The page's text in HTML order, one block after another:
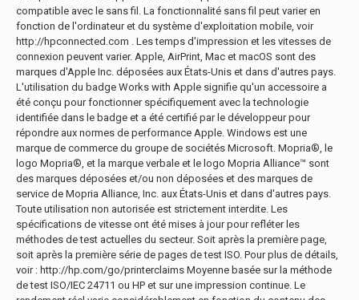
compatible avec le sans fil. La fonctionnalité sans fil peut varier en
fonction de l'ordinateur et du système d'exploitation mobile, voir
http://hpconnected.com . Les temps d'impression et les vitesses de
connexion peuvent varier. Apple, AirPrint, Mac et macOS sont des
marques d'Apple Inc. déposées aux États-Unis et dans d'autres pays.
L'utilisation du badge Works with Apple signifie qu'un accessoire a
été conçu pour fonctionner spécifiquement avec la technologie
identifiée dans le badge et a été certifié par le développeur pour
répondre aux normes de performance Apple. Windows est une
marque de commerce du groupe de sociétés Microsoft. Mopria®, le
logo Mopria®, et la marque verbale et le logo Mopria Alliance™ sont
des marques déposées et/ou non déposées et des marques de
service de Mopria Alliance, Inc. aux États-Unis et dans d'autres pays.
Toute utilisation non autorisée est strictement interdite. Les
spécifications de vitesse ont été mises à jour pour refléter les
méthodes de test actuelles du secteur. Soit après la première page,
soit après la première série de pages de test ISO. Pour plus de détails,
voir : http://hp.com/go/printerclaims Moyenne basée sur la méthode
de test ISO/IEC 24711 ou HP et sur une impression continue. Le